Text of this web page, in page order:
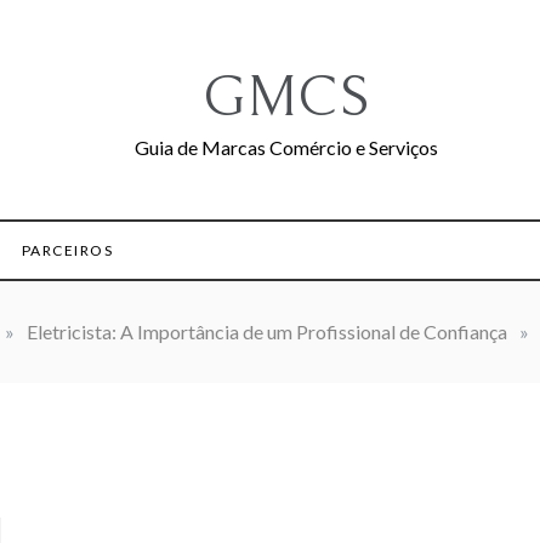
GMCS
Guia de Marcas Comércio e Serviços
PARCEIROS
» Eletricista: A Importância de um Profissional de Confiança »